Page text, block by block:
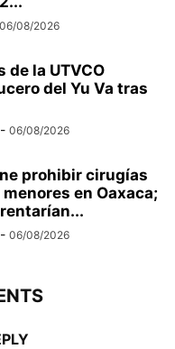
06/08/2026
de la UTVCO
del Yu Va tras
- 06/08/2026
prohibir cirugías
en Oaxaca;
- 06/08/2026